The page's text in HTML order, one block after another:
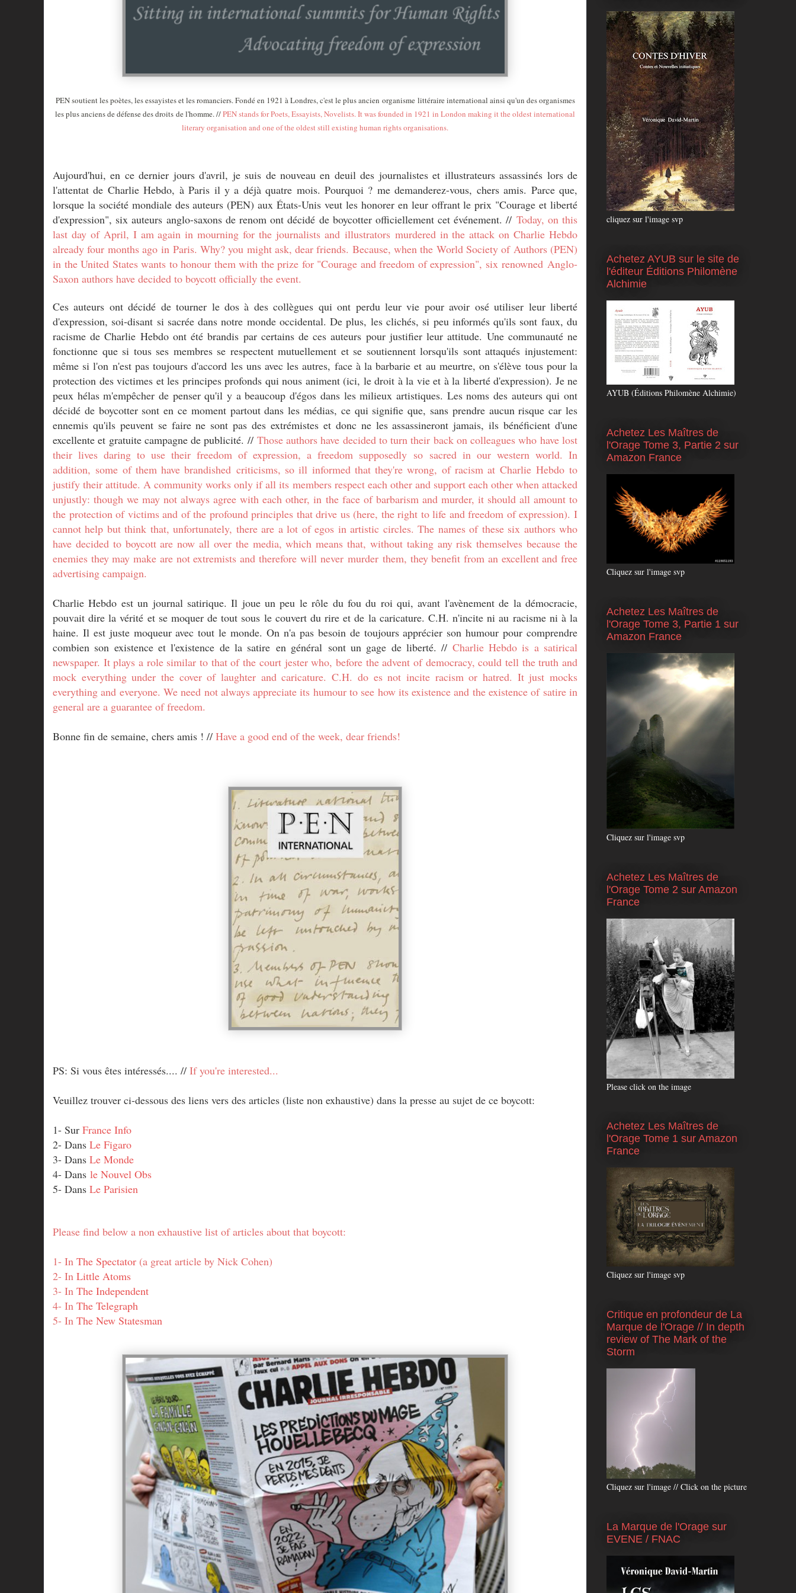
PEN soutient les poètes, les essayistes et les romanciers. Fondé en 1921 à Londres, c'est le plus ancien organisme littéraire international ainsi qu'un des organismes
les plus anciens de défense des droits de l'homme. //PEN stands for Poets, Essayists, Novelists. It was founded in 1921 in London making it the oldest international
literary organisation and one of the oldest still existing human rights organisations.
Aujourd'hui, en ce dernier jours d'avril, je suis de nouveau en deuil des journalistes et illustrateurs assassinés lors de
l'attentat de Charlie Hebdo, à Paris il y a déjà quatre mois. Pourquoi ? me demanderez-vous, chers amis. Parce que,
lorsque la société mondiale des auteurs (PEN) aux États-Unis veut les honorer en leur offrant le prix "Courage et liberté
d'expression", six auteurs anglo-saxons de renom ont décidé de boycotter officiellement cet événement. // Today, on this
last day of April, I am again in mourning for the journalists and illustrators murdered in the attack on Charlie Hebdo
already four months agoin Paris. Why? you might ask, dear friends. Because, when the World Society of Authors (PEN)
in the United States wants to honour them with the prize for "Courage and freedom of expression", sixrenowned Anglo-
Saxon authors have decided to boycott officially the event.
Ces auteurs ont décidé de tourner le dos à des collègues qui ont perdu leur vie pour avoir osé utiliser leur liberté
d'expression, soi-disant si sacrée dans notre monde occidental. De plus, les clichés, si peu informés qu'ils sont faux, du
racisme de Charlie Hebdo ont été brandis par certains de ces auteurs pour justifier leur attitude. Une communauté ne
fonctionne que si tous ses membres se respectent mutuellement et se soutiennent lorsqu'ils sont attaqués injustement:
même si l'on n'est pas toujours d'accord les uns avec les autres, face à la barbarie et au meurtre, on s'élève tous pour la
protection des victimes et les principes profonds qui nous animent (ici, le droit à la vie et à la liberté d'expression). Je ne
peux hélas m'empêcher de penser qu'il y a beaucoup d'égos dans les milieux artistiques. Les noms des auteurs qui ont
décidé de boycotter sont en ce moment partout dans les médias, ce qui signifie que, sans prendre aucun risque car les
ennemis qu'ils peuvent se faire ne sont pas des extrémistes et donc ne les assassineront jamais, ils bénéficient d'une
excellente et gratuite campagne de publicité. // Those authors have decided to turn their back on colleagues who have lost
their lives daring to use their freedom of expression, a freedom supposedly so sacred in our western world. In
addition, some of them have brandished criticisms, so ill informed that they're wrong, of racism at Charlie Hebdoto
justify their attitude. A community works only if all its members respect each other and support each other when attacked
unjustly: though we may not always agree with each other, in the face of barbarism and murder, it should all amount to
the protection of victims and of the profound principles that drive us (here, the right to life and freedom of expression). I
cannot help but think that, unfortunately, there are a lot of egos in artistic circles. The names of these six authors who
have decided to boycott are now all over the media, which means that, without taking any risk themselves because the
enemies they may make are not extremists and therefore willnever murder them, they benefit from an excellent and free
advertising campaign.
Charlie Hebdo est un journal satirique. Il joue un peu le rôle du fou du roi qui, avant l'avènement de la démocracie,
pouvait dire la vérité et se moquer de tout sous le couvert du rire et de la caricature. C.H. n'incite ni au racisme ni à la
haine. Il est juste moqueur avec tout le monde. On n'a pas besoin de toujours apprécier son humour pour comprendre
combien son existence et l'existence de la satire en général sont un gage de liberté. // Charlie Hebdo is a satirical
newspaper. It plays a role similar to that of the court jester who, before the advent of democracy, could tell the truth and
mock everything under the cover of laughter and caricature. C.H. do es not incite racism or hatred. It just mocks
everything and everyone. We need not always appreciate its humour to see how its existence and the existence of satire in
general are a guarantee of freedom.
Bonne fin de semaine, chers amis ! // Have a good end of the week, dear friends!
PS: Si vous êtes intéressés.... // If you're interested...
Veuillez trouver ci-dessous des liens vers des articles (liste non exhaustive) dans la presse au sujet de ce boycott:
1- Sur France Info
2- Dans Le Figaro
3- Dans Le Monde
4- Dans le Nouvel Obs
5- Dans Le Parisien
Please find below a non exhaustive list of articles about that boycott:
1- In The Spectator (a great article by Nick Cohen)
2- In Little Atoms
3- In The Independent
4- In The Telegraph
5- In The New Statesman
cliquez sur l'image svp
Achetez AYUB sur le site de
l'éditeur Éditions Philomène
Alchimie
AYUB (Éditions Philomène Alchimie)
Achetez Les Maîtres de
l'Orage Tome 3, Partie 2 sur
Amazon France
Cliquez sur l'image svp
Achetez Les Maîtres de
l'Orage Tome 3, Partie 1 sur
Amazon France
Cliquez sur l'image svp
Achetez Les Maîtres de
l'Orage Tome 2 sur Amazon
France
Please click on the image
Achetez Les Maîtres de
l'Orage Tome 1 sur Amazon
France
Cliquez sur l'image svp
Critique en profondeur de La
Marque de l'Orage // In depth
review of The Mark of the
Storm
Cliquez sur l'image // Click on the picture
La Marque de l'Orage sur
EVENE / FNAC